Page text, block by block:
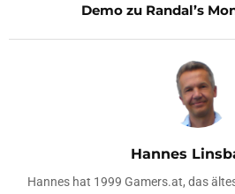
Demo zu Randal’s
Hannes
Hannes hat 1999 Gamers.at, das